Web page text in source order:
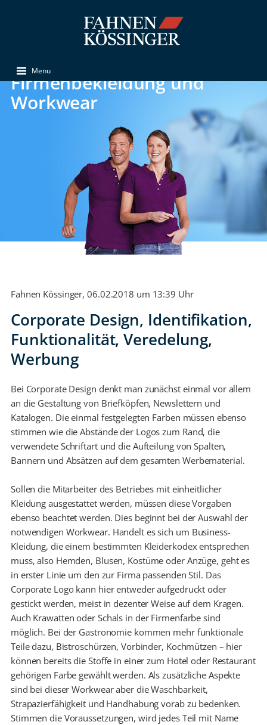
Menu
Firmenbekleidung und
Workwear
Fahnen Kössinger, 06.02.2018 um 13:39 Uhr
Corporate Design, Identifikation,
Funktionalität, Veredelung,
Werbung
Bei Corporate Design denkt man zunächst einmal vor allem
an die Gestaltung von Briefköpfen, Newslettern und
Katalogen. Die einmal festgelegten Farben müssen ebenso
stimmen wie die Abstände der Logos zum Rand, die
verwendete Schriftart und die Aufteilung von Spalten,
Bannern und Absätzen auf dem gesamten Werbematerial.
Sollen die Mitarbeiter des Betriebes mit einheitlicher
Kleidung ausgestattet werden, müssen diese Vorgaben
ebenso beachtet werden. Dies beginnt bei der Auswahl der
notwendigen Workwear. Handelt es sich um Business-
Kleidung, die einem bestimmten Kleiderkodex entsprechen
muss, also Hemden, Blusen, Kostüme oder Anzüge, geht es
in erster Linie um den zur Firma passenden Stil. Das
Corporate Logo kann hier entweder aufgedruckt oder
gestickt werden, meist in dezenter Weise auf dem Kragen.
Auch Krawatten oder Schals in der Firmenfarbe sind
möglich. Bei der Gastronomie kommen mehr funktionale
Teile dazu, Bistroschürzen, Vorbinder, Kochmützen – hier
können bereits die Stoffe in einer zum Hotel oder Restaurant
gehörigen Farbe gewählt werden. Als zusätzliche Aspekte
sind bei dieser Workwear aber die Waschbarkeit,
Strapazierfähigkeit und Handhabung vorab zu bedenken.
Stimmen die Voraussetzungen, wird jedes Teil mit Name